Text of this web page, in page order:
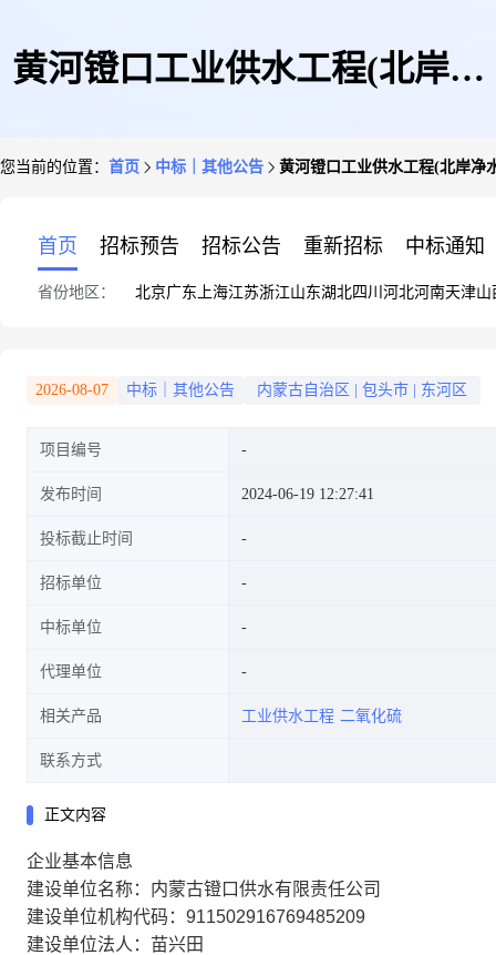
黄河镫口工业供水工程(北岸净
您当前的位置： 首页 中标｜其他公告 黄河镫口工业供水工程(北岸净
首页 招标预告 招标公告 重新招标 中标通知
省份地区： 北京广东 上海江苏浙江山东湖北四川 河北河南天津山
2026-08-07 中标｜其他公告 内蒙古自治区 包头市 东河区
项目编号
发布时间 2024-06-19 12:27:41
投标截止时间
招标单位
中标单位
代理单位
相关产品 工业供水工程 二氧化硫
联系方式
正文内容
企业基本信息
建设单位名称：内蒙古镫口供水有限责任公司
建设单位机构代码：911502916769485209
建设单位法人：苗兴田